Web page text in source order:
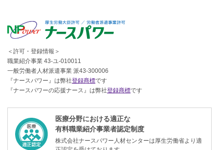
＜許可・登録情報＞
職業紹介事業 43-ユ-010011
一般労働者人材派遣事業 派43-300006
『ナースパワー』は弊社登録商標です
『ナースパワーの応援ナース』は弊社登録商標です
医療分野における適正な
有料職業紹介事業者認定制度
株式会社ナースパワー人材センターは厚生労働省より適